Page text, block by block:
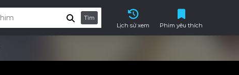
Tìm
Lịch sử xem
Phim yêu thích